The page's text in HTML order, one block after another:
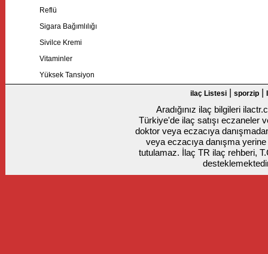
Reflü
Sigara Bağımlılığı
Sivilce Kremi
Vitaminler
Yüksek Tansiyon
ilaç Listesi sporzip
Aradığınız ilaç bilgileri
Türkiye'de ilaç satışı eczaneler
doktor veya eczacıya
veya eczacıya danışma
tutulamaz. İlaç TR ilaç rehberi,